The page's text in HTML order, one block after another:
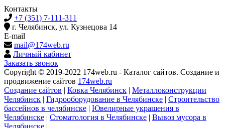
Контакты
+7 (351) 7-111-311
г. Челябинск, ул. Кузнецова 14
E-mail
mail@174web.ru
Личный кабинет
Заказать звонок
Copyright © 2019-2022 174web.ru - Каталог сайтов. Создание и
продвижение сайтов 174web.ru
Создание сайтов | Ковка Челябинск | Металлоконструкции
Челябинск | Гидрооборудование в Челябинске | Строительство
бассейнов в челябинске | Ювелирные украшения в
Челябинске | Стоматология в Челябинске | Вывоз мусора в
Челябинске |